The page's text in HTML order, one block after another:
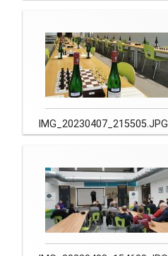
IMG_20230407_215505.JPG